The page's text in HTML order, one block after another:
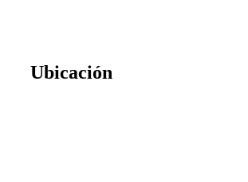
Ubicación